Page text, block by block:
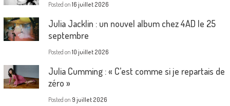
Posted on 16 juillet 2026
Julia Jacklin : un nouvel album chez 4AD le 25
septembre
Posted on 10 juillet 2026
Julia Cumming : « C’est comme si je repartais de
zéro »
Posted on 9 juillet 2026